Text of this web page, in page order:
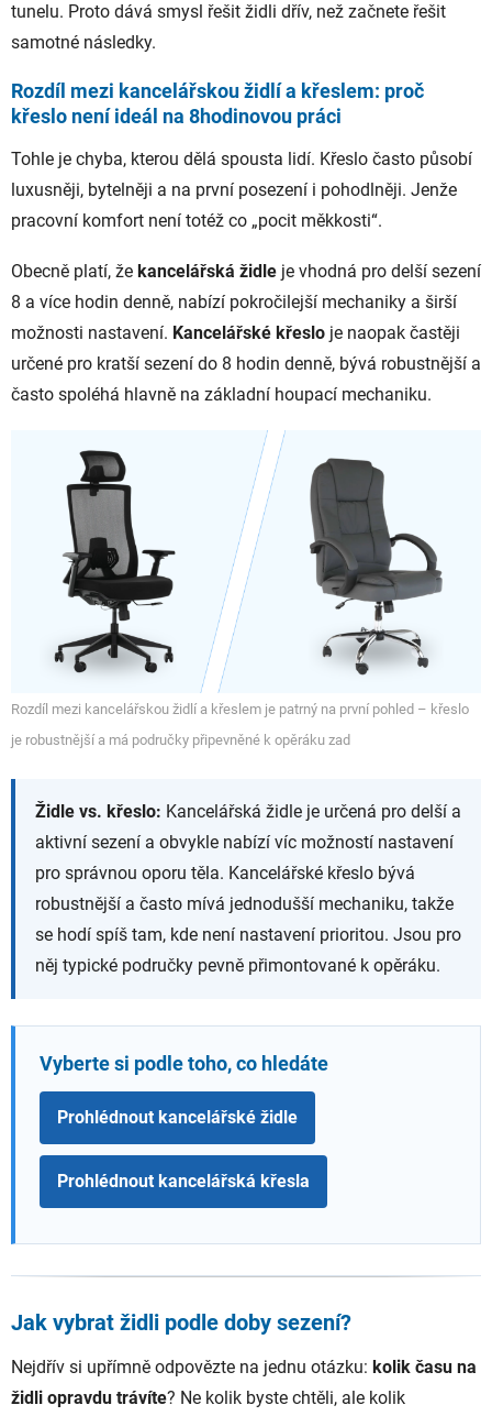
tunelu. Proto dává smysl řešit židli dřív, než začnete řešit
samotné následky.
Rozdíl mezi kancelářskou židlí a křeslem: proč
křeslo není ideál na 8hodinovou práci
Tohle je chyba, kterou dělá spousta lidí. Křeslo často působí
luxusněji, bytelněji a na první posezení i pohodlněji. Jenže
pracovní komfort není totéž co „pocit měkkosti“.
Obecně platí, že kancelářská židle je vhodná pro delší sezení
8 a více hodin denně, nabízí pokročilejší mechaniky a širší
možnosti nastavení. Kancelářské křeslo je naopak častěji
určené pro kratší sezení do 8 hodin denně, bývá robustnější a
často spoléhá hlavně na základní houpací mechaniku.
Rozdíl mezi kancelářskou židlí a křeslem je patrný na první pohled – křeslo
je robustnější a má područky připevněné k opěráku zad
Židle vs. křeslo: Kancelářská židle je určená pro delší a
aktivní sezení a obvykle nabízí víc možností nastavení
pro správnou oporu těla. Kancelářské křeslo bývá
robustnější a často mívá jednodušší mechaniku, takže
se hodí spíš tam, kde není nastavení prioritou. Jsou pro
něj typické područky pevně přimontované k opěráku.
Vyberte si podle toho, co hledáte
Prohlédnout kancelářské židle
Prohlédnout kancelářská křesla
Jak vybrat židli podle doby sezení?
Nejdřív si upřímně odpovězte na jednu otázku: kolik času na
židli opravdu trávíte? Ne kolik byste chtěli, ale kolik